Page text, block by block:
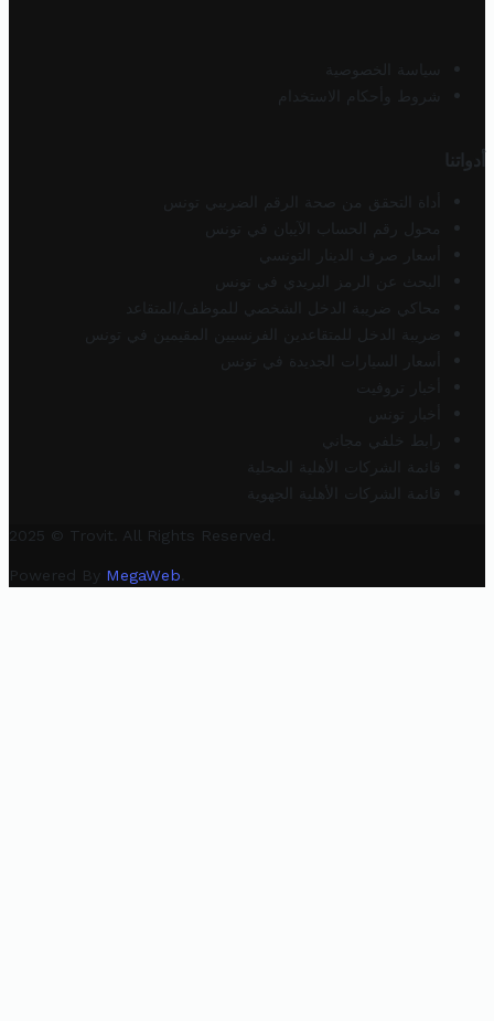
سياسة الخصوصية
شروط وأحكام الاستخدام
أدواتنا
أداة التحقق من صحة الرقم الضريبي تونس
محول رقم الحساب الآيبان في تونس
أسعار صرف الدينار التونسي
البحث عن الرمز البريدي في تونس
محاكي ضريبة الدخل الشخصي للموظف/المتقاعد
ضريبة الدخل للمتقاعدين الفرنسيين المقيمين في تونس
أسعار السيارات الجديدة في تونس
أخبار تروفيت
أخبار تونس
رابط خلفي مجاني
قائمة الشركات الأهلية المحلية
قائمة الشركات الأهلية الجهوية
2025 © Trovit. All Rights Reserved.
Powered By MegaWeb